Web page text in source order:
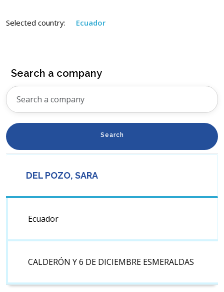
Selected country: Ecuador
Search a company
Search
DEL POZO, SARA
Ecuador
CALDERÓN Y 6 DE DICIEMBRE ESMERALDAS